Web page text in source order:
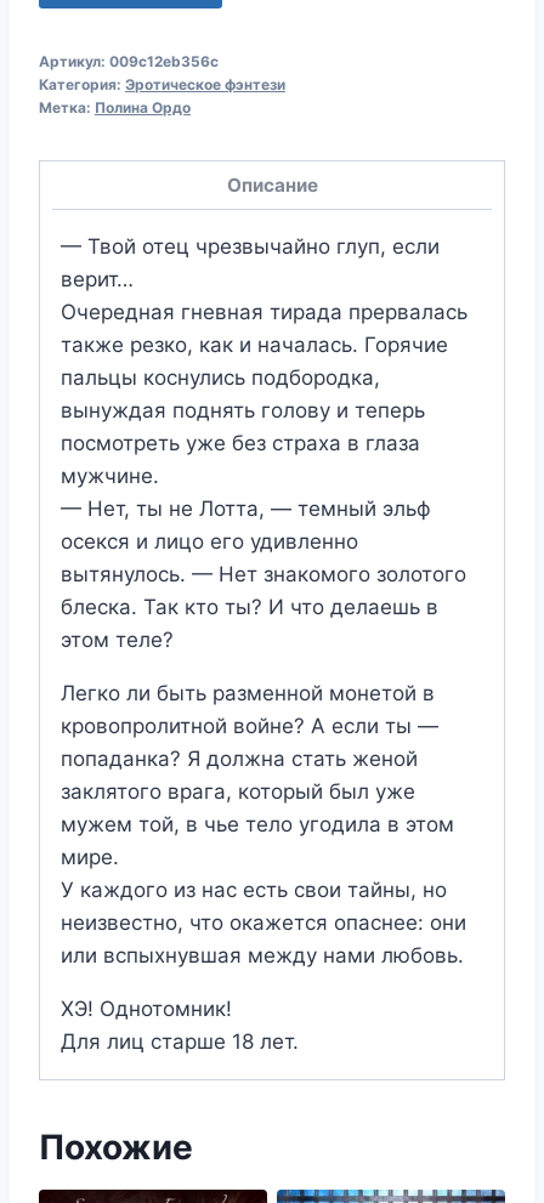
Артикул: 009c12eb356c
Категория: Эротическое фэнтези
Метка: Полина Ордо
Описание
— Твой отец чрезвычайно глуп, если
верит…
Очередная гневная тирада прервалась
также резко, как и началась. Горячие
пальцы коснулись подбородка,
вынуждая поднять голову и теперь
посмотреть уже без страха в глаза
мужчине.
— Нет, ты не Лотта, — темный эльф
осекся и лицо его удивленно
вытянулось. — Нет знакомого золотого
блеска. Так кто ты? И что делаешь в
этом теле?
Легко ли быть разменной монетой в
кровопролитной войне? А если ты —
попаданка? Я должна стать женой
заклятого врага, который был уже
мужем той, в чье тело угодила в этом
мире.
У каждого из нас есть свои тайны, но
неизвестно, что окажется опаснее: они
или вспыхнувшая между нами любовь.
ХЭ! Однотомник!
Для лиц старше 18 лет.
Похожие